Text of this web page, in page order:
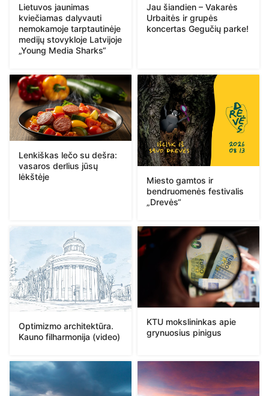
Lietuvos jaunimas
kviečiamas dalyvauti
nemokamoje tarptautinėje
medijų stovykloje Latvijoje
„Young Media Sharks“
Jau šiandien – Vakarės
Urbaitės ir grupės
koncertas Gegučių parke!
Lenkiškas lečo su dešra:
vasaros derlius jūsų
lėkštėje
Miesto gamtos ir
bendruomenės festivalis
„Drevės“
Optimizmo architektūra.
Kauno filharmonija (video)
KTU mokslininkas apie
grynuosius pinigus